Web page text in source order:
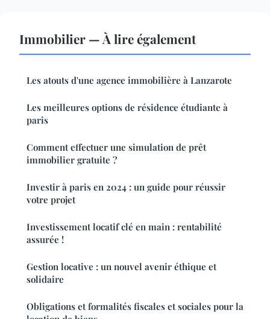
Immobilier — À lire également
Les atouts d'une agence immobilière à Lanzarote
Les meilleures options de résidence étudiante à
paris
Comment effectuer une simulation de prêt
immobilier gratuite ?
Investir à paris en 2024 : un guide pour réussir
votre projet
Investissement locatif clé en main : rentabilité
assurée !
Gestion locative : un nouvel avenir éthique et
solidaire
Obligations et formalités fiscales et sociales pour la